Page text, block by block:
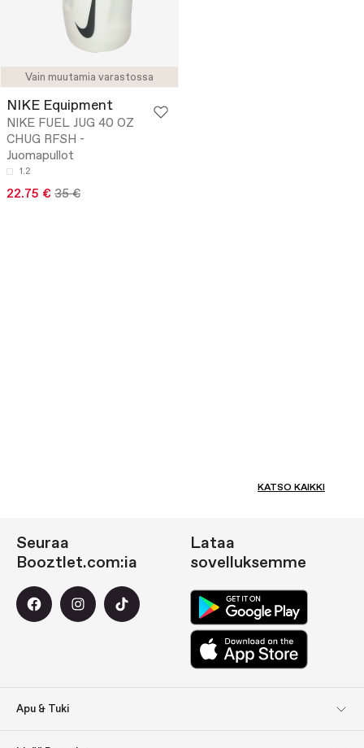
Vain muutamia varastossa
NIKE Equipment
NIKE FUEL JUG 40 OZ
CHUG RFSH -
Juomapullot
1.2
22.75 € 35 €
KATSO KAIKKI
Apu & Tuki
Seuraa
Booztlet.com:ia
Lataa
sovelluksemme